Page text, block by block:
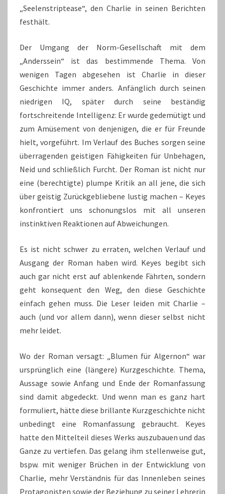
„Seelenstriptease“, den Charlie in seinen Berichten
festhält.
Der Umgang der Norm-Gesellschaft mit dem
„Anderssein“ ist das bestimmende Thema. Von
wenigen Tagen abgesehen ist Charlie in dieser
Geschichte immer anders. Anfänglich durch seinen
niedrigen IQ, später durch seine beständig
fortschreitende Intelligenz: Er wurde gedemütigt und
zum Amüsement von denjenigen, die er für Freunde
hielt, vorgeführt. Im Verlauf des Buches sorgen seine
überragenden geistigen Fähigkeiten für Unbehagen,
Neid und schließlich Furcht. Der Roman ist nicht nur
eine (berechtigte) plumpe Kritik an all jene, die sich
über geistig Zurückgebliebene lustig machen – Keyes
konfrontiert uns schonungslos mit all unseren
instinktiven Reaktionen auf Abweichungen.
Es ist nicht schwer zu erraten, welchen Verlauf und
Ausgang der Roman haben wird. Keyes begibt sich
auch gar nicht erst auf ablenkende Fährten, sondern
geht konsequent den Weg, den diese Geschichte
einfach gehen muss. Die Leser leiden mit Charlie –
auch (und vor allem dann), wenn dieser selbst nicht
mehr leidet.
Wo der Roman versagt: „Blumen für Algernon“ war
ursprünglich eine (längere) Kurzgeschichte. Thema,
Aussage sowie Anfang und Ende der Romanfassung
sind damit abgedeckt. Und wenn man es ganz hart
formuliert, hätte diese brillante Kurzgeschichte nicht
unbedingt eine Romanfassung gebraucht. Keyes
hatte den Mittelteil dieses Werks auszubauen und das
Ganze zu vertiefen. Das gelang ihm stellenweise gut,
bspw. mit weniger Brüchen in der Entwicklung von
Charlie, mehr Verständnis für das Innenleben seines
Protagonisten sowie der Beziehung zu seiner Lehrerin